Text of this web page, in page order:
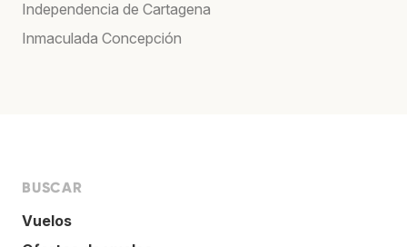
Independencia de Cartagena
Inmaculada Concepción
BUSCAR
Vuelos